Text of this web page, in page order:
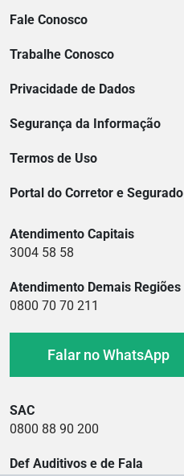
Fale Conosco
Trabalhe Conosco
Privacidade de Dados
Segurança da Informação
Termos de Uso
Portal do Corretor e Segurado
Atendimento Capitais
3004 58 58
Atendimento Demais Regiões
0800 70 70 211
Falar no WhatsApp
SAC
0800 88 90 200
Def Auditivos e de Fala